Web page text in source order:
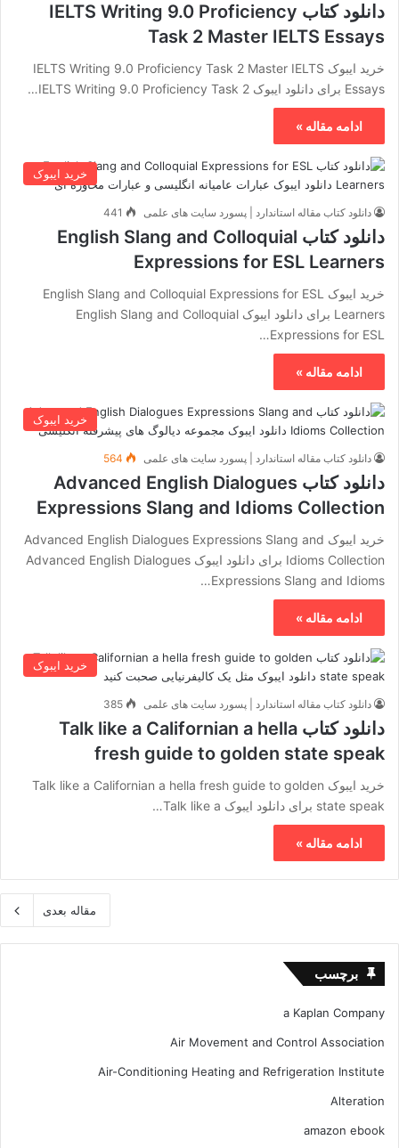
دانلود کتاب IELTS Writing 9.0 Proficiency
Task 2 Master IELTS Essays
خرید ایبوک IELTS Writing 9.0 Proficiency Task 2 Master IELTS
Essays برای دانلود ایبوک IELTS Writing 9.0 Proficiency Task 2…
ادامه مقاله »
خرید ایبوک
دانلود کتاب مقاله استاندارد | پسورد سایت های علمی 441
دانلود کتاب English Slang and Colloquial
Expressions for ESL Learners
خرید ایبوک English Slang and Colloquial Expressions for ESL
Learners برای دانلود ایبوک English Slang and Colloquial
Expressions for ESL…
ادامه مقاله »
خرید ایبوک
دانلود کتاب مقاله استاندارد | پسورد سایت های علمی 564
دانلود کتاب Advanced English Dialogues
Expressions Slang and Idioms Collection
خرید ایبوک Advanced English Dialogues Expressions Slang and
Idioms Collection برای دانلود ایبوک Advanced English Dialogues
Expressions Slang and Idioms…
ادامه مقاله »
خرید ایبوک
دانلود کتاب مقاله استاندارد | پسورد سایت های علمی 385
دانلود کتاب Talk like a Californian a hella
fresh guide to golden state speak
خرید ایبوک Talk like a Californian a hella fresh guide to golden
state speak برای دانلود ایبوک Talk like a…
ادامه مقاله »
مقاله بعدی
برچسب
a Kaplan Company
Air Movement and Control Association
Air-Conditioning Heating and Refrigeration Institute
Alteration
amazon ebook